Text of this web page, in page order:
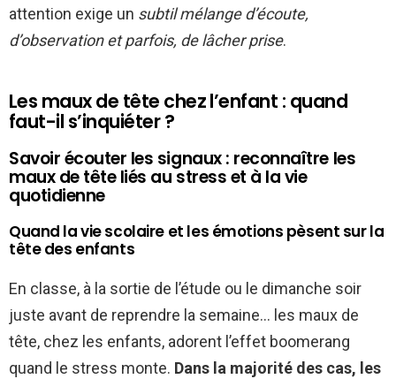
attention exige un subtil mélange d’écoute,
d’observation et parfois, de lâcher prise.
Les maux de tête chez l’enfant : quand
faut-il s’inquiéter ?
Savoir écouter les signaux : reconnaître les
maux de tête liés au stress et à la vie
quotidienne
Quand la vie scolaire et les émotions pèsent sur la
tête des enfants
En classe, à la sortie de l’étude ou le dimanche soir
juste avant de reprendre la semaine… les maux de
tête, chez les enfants, adorent l’effet boomerang
quand le stress monte. Dans la majorité des cas, les